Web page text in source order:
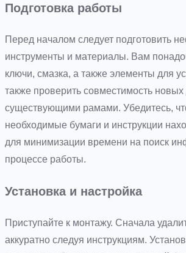
Подготовка работы
Перед началом следует подготовить
инструменты и материалы. Вам
ключи, смазка, а также элементы для
также проверить совместимость новых
существующими рамами. Убедитесь,
необходимые бумаги и инструкции
для минимизации времени на поиск
процессе работы.
Установка и настройка
Приступайте к монтажу. Сначала
аккуратно следуя инструкциям.